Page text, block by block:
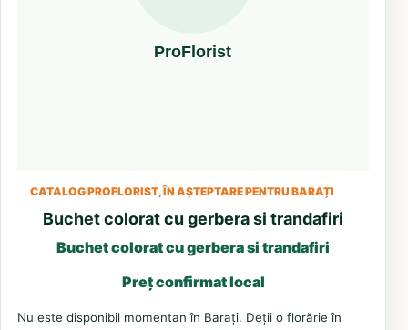
CATALOG PROFLORIST, ÎN AȘTEPTARE PENTRU BARAȚI
Buchet colorat cu gerbera si trandafiri
Buchet colorat cu gerbera si trandafiri
Preț confirmat local
Nu este disponibil momentan în Barați. Deții o florărie în